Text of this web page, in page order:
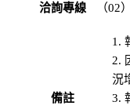
洽詢專線
（02
備註
況